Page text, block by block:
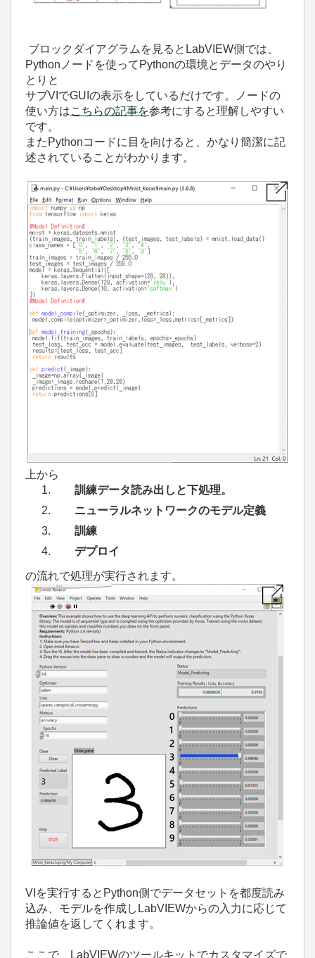
ブロックダイアグラムを見るとLabVIEW側では、
Pythonノードを使ってPythonの環境とデータのやり
とりと
サブVIでGUI の表示をしているだけです。ノードの
使い方はこちらの記事を参考にすると理解しやすい
です。
またPythonコードに目を向けると、 かなり簡潔に記
述されていることがわかります。
上から
訓練データ読み出しと下処理。
ニューラルネットワークのモデル定義
訓練
デプロイ
の流れで処理が実行されます。
VIを実行するとPython側でデータセットを都度読み
込み、モデルを作成しLabVIEWからの入力に応じて
推論値を返してくれます。
ここで、LabVIEWのツールキットでカスタマイズで